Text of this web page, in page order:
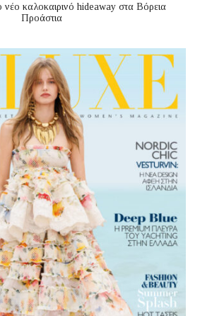
καλοκαιρινό hideaway στα Βόρεια
Προάστια